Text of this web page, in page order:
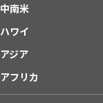
中南米
ハワイ
アジア
アフリカ